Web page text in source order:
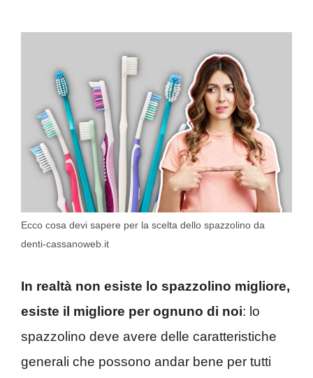
Ecco cosa devi sapere per la scelta dello spazzolino da
denti-cassanoweb.it
In realtà non esiste lo spazzolino migliore,
esiste il migliore per ognuno di noi: lo
spazzolino deve avere delle caratteristiche
generali che possono andar bene per tutti